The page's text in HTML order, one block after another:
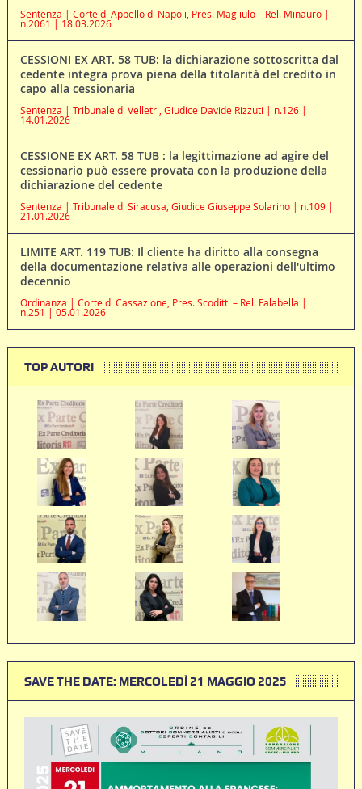
Sentenza | Corte di Appello di Napoli, Pres. Magliulo – Rel. Minauro |
n.2061 | 18.03.2026
CESSIONI EX ART. 58 TUB: la dichiarazione sottoscritta dal
cedente integra prova piena della titolarità del credito in
capo alla cessionaria
Sentenza | Tribunale di Velletri, Giudice Davide Rizzuti | n.126 |
14.01.2026
CESSIONE EX ART. 58 TUB : la legittimazione ad agire del
cessionario può essere provata con la produzione della
dichiarazione del cedente
Sentenza | Tribunale di Siracusa, Giudice Giuseppe Solarino | n.109 |
21.01.2026
LIMITE ART. 119 TUB: Il cliente ha diritto alla consegna
della documentazione relativa alle operazioni dell'ultimo
decennio
Ordinanza | Corte di Cassazione, Pres. Scoditti – Rel. Falabella |
n.251 | 05.01.2026
TOP AUTORI
SAVE THE DATE: MERCOLEDÌ 21 MAGGIO 2025